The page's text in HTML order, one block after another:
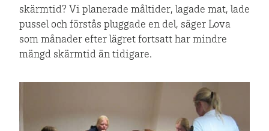
skärmtid? Vi planerade måltider, lagade mat, lade
pussel och förstås pluggade en del, säger Lova
som månader efter lägret fortsatt har mindre
mängd skärmtid än tidigare.